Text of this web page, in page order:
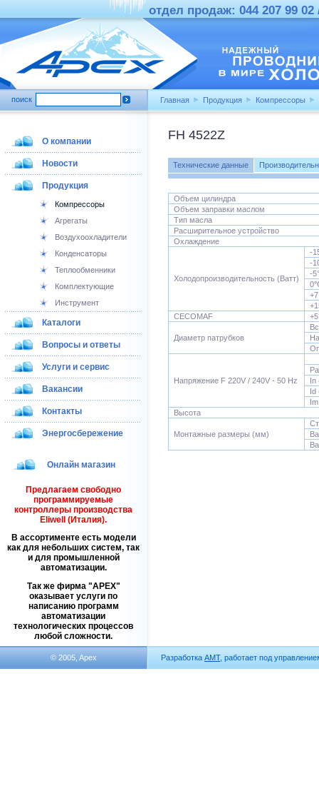
отдел продаж: 044 207 99 02
поиск Главная Продукция Компрессоры
О компании
Новости
Продукция
Компрессоры
Агрегаты
Воздухоохладители
Конденсаторы
Теплообменники
Комплектующие
Инструмент
Каталоги
Вопросы и ответы
Услуги и сервис
Вакансии
Контакты
Энергосбережение
Онлайн магазин
Предлагаем свободно
программируемые
контроллеры производства
Eliwell (Италия).
В ассортименте есть модели
как для небольших систем, так
и для промышленной
автоматизации.
Так же фирма
APEX
оказывает услуги по
написанию программ
автоматизации
технологических процессов
любой сложности.
FH 4522Z
Технические данные
Объем цилиндра
Объем заправки маслом
Тип масла
Расширительное устройство
Охлаждение
Холодопроизводительность (Ватт)
-
-
-
CECOMAF
Диаметр патрубков
Напряжение F 220V / 240V - 50 Hz
In
Id
Высота
Монтажные размеры (мм)
© 2005, Apex Разработка АМТ, работает под